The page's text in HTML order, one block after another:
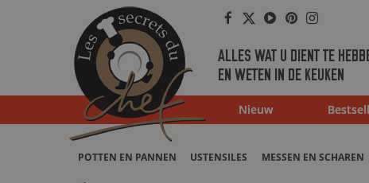
Facebook
Twitter
Youtube
Pinterest
Instagram
ALLES WAT U DIENT TE
EN WETEN IN DE KEUKEN
Nieuw
POTTEN EN PANNEN USTENSILES MESSEN EN SCHAREN